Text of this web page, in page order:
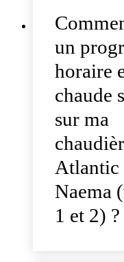
un
horaire
chaude
sur ma
Atlantic
Naema
1 et 2) ?